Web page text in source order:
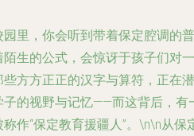
里，你会听到带着保定腔调的普
生的公式，会惊讶于孩子们对一
方方正正的汉字与算符，正在潜
的视野与记忆——而这背后，有
作“保定教育援疆人”。\n\n从保